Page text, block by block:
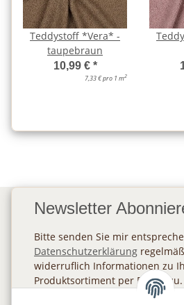
Teddystoff *Vera* -
taupebraun
10,99 € *
7,33 € pro 1 m2
Newsletter
Bitte senden Sie mir
Datenschutzerklärung
widerruflich Informationen zu
Produktsortiment per E-Mail zu.